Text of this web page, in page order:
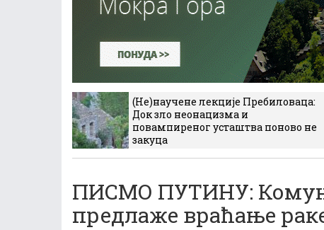
(Не)научене лекције Пребиловаца:
Док зло неонацизма и
повампиреног усташтва поново не
закуца
ПИСМО ПУТИНУ:
предлаже враћање